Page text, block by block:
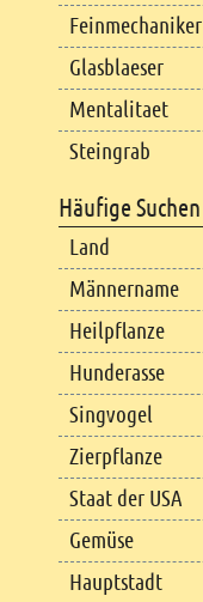
Feinmechaniker
Glasblaeser
Mentalitaet
Steingrab
Häufige Suchen
Land
Männername
Heilpflanze
Hunderasse
Singvogel
Zierpflanze
Staat der USA
Gemüse
Hauptstadt